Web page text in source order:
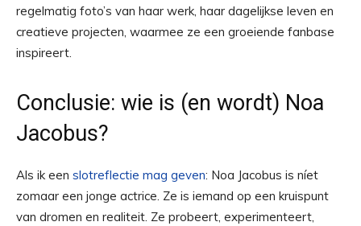
regelmatig foto’s van haar werk, haar dagelijkse leven en
creatieve projecten, waarmee ze een groeiende fanbase
inspireert.
Conclusie: wie is (en wordt) Noa
Jacobus?
Als ik een slotreflectie mag geven: Noa Jacobus is níet
zomaar een jonge actrice. Ze is iemand op een kruispunt
van dromen en realiteit. Ze probeert, experimenteert,